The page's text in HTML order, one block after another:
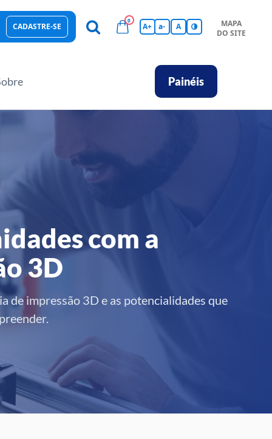
Hub de Conhecimentos
CADASTRE-SE
0
A+ a- A
MAPA
DO SITE
Painéis
com a
3D
de impressão 3D e as potencialidades que